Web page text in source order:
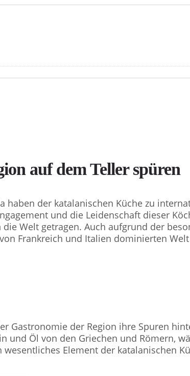
auf dem Teller spüren
haben der katalanischen Küche zu
und die Leidenschaft dieser
Welt getragen. Auch aufgrund der
Frankreich und Italien dominierten
Gastronomie der Region ihre Spuren
und Öl von den Griechen und Römern,
Element der katalanischen